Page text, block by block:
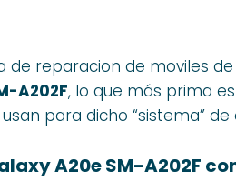
reparacion de moviles
A202F, lo que más prima
para dicho “sistema”
A20e SM-A202F